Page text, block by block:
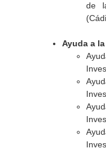
de
Ayuda a